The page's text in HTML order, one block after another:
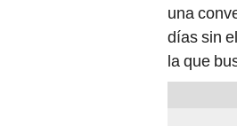
una
días sin
la que